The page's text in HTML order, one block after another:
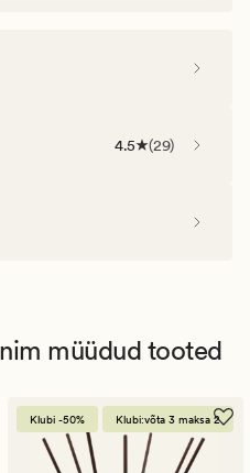
4.5 (29)
müüdud tooted
Klubi -50% Klubi:võta 3 maksa 2